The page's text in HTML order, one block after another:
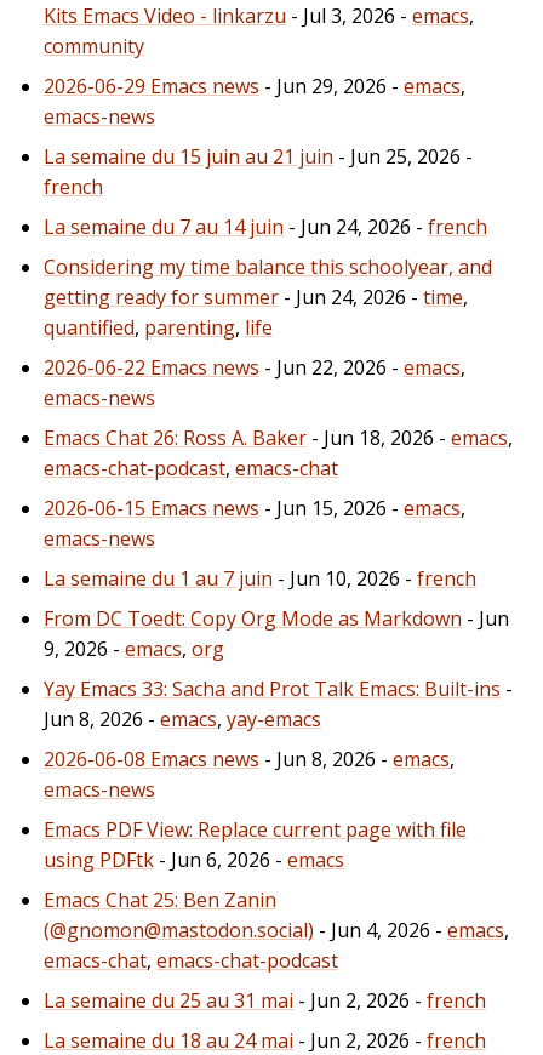
Kits Emacs Video - linkarzu - Jul 3, 2026 - emacs,
community
2026-06-29 Emacs news - Jun 29, 2026 - emacs,
emacs-news
La semaine du 15 juin au 21 juin - Jun 25, 2026 -
french
La semaine du 7 au 14 juin - Jun 24, 2026 - french
Considering my time balance this schoolyear, and
getting ready for summer - Jun 24, 2026 - time,
quantified, parenting, life
2026-06-22 Emacs news - Jun 22, 2026 - emacs,
emacs-news
Emacs Chat 26: Ross A. Baker - Jun 18, 2026 - emacs,
emacs-chat-podcast, emacs-chat
2026-06-15 Emacs news - Jun 15, 2026 - emacs,
emacs-news
La semaine du 1 au 7 juin - Jun 10, 2026 - french
From DC Toedt: Copy Org Mode as Markdown - Jun
9, 2026 - emacs, org
Yay Emacs 33: Sacha and Prot Talk Emacs: Built-ins -
Jun 8, 2026 - emacs, yay-emacs
2026-06-08 Emacs news - Jun 8, 2026 - emacs,
emacs-news
Emacs PDF View: Replace current page with file
using PDFtk - Jun 6, 2026 - emacs
Emacs Chat 25: Ben Zanin
(@gnomon@mastodon.social) - Jun 4, 2026 - emacs,
emacs-chat, emacs-chat-podcast
La semaine du 25 au 31 mai - Jun 2, 2026 - french
La semaine du 18 au 24 mai - Jun 2, 2026 - french